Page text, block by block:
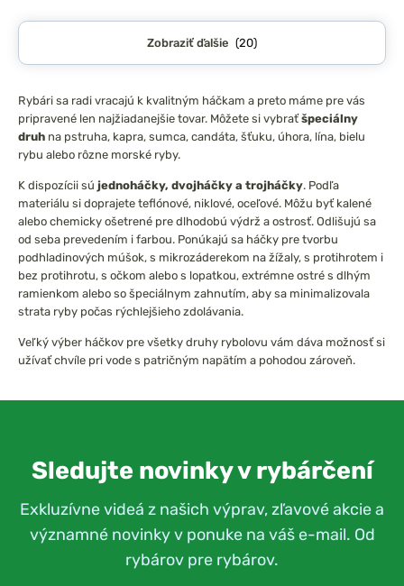
Zobraziť ďalšie (20)
Rybári sa radi vracajú k kvalitným háčkam a preto máme pre vás
pripravené len najžiadanejšie tovar. Môžete si vybraťšpeciálny
druh na pstruha, kapra, sumca, candáta, šťuku, úhora, lína, bielu
rybu alebo rôzne morské ryby.
K dispozícii sú jednoháčky, dvojháčky a trojháčky. Podľa
materiálu si doprajete teflónové, niklové, oceľové. Môžu byť kalené
alebo chemicky ošetrené pre dlhodobú výdrž a ostrosť. Odlišujú sa
od seba prevedením i farbou. Ponúkajú sa háčky pre tvorbu
podhladinových múšok, s mikrozáderekom na žížaly, s protihrotem i
bez protihrotu, s očkom alebo s lopatkou, extrémne ostré s dlhým
ramienkom alebo so špeciálnym zahnutím, aby sa minimalizovala
strata ryby počas rýchlejšieho zdolávania.
Veľký výber háčkov pre všetky druhy rybolovu vám dáva možnosť si
užívať chvíle pri vode s patričným napätím a pohodou zároveň.
Sledujte novinky v rybárčení
Exkluzívne videá z našich výprav, zľavové akcie a
významné novinky v ponuke na váš e-mail. Od
rybárov pre rybárov.